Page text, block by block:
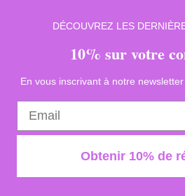
DÉCOUVREZ LES
10% sur votre
En vous inscrivant à notre
Obtenir 10% de